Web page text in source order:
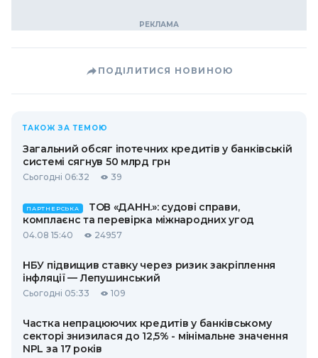
ПОДІЛИТИСЯ НОВИНОЮ
ТАКОЖ ЗА ТЕМОЮ
Загальний обсяг іпотечних кредитів у банківській
системі сягнув 50 млрд грн
Сьогодні 06:32 39
ПАРТНЕРСЬКА
ТОВ «ДАНН.»: судові справи,
комплаєнс та перевірка міжнародних угод
04.08 15:40 24957
НБУ підвищив ставку через ризик закріплення
інфляції — Лепушинський
Сьогодні 05:33 109
Частка непрацюючих кредитів у банківському
секторі знизилася до 12,5% - мінімальне значення
NPL за 17 років